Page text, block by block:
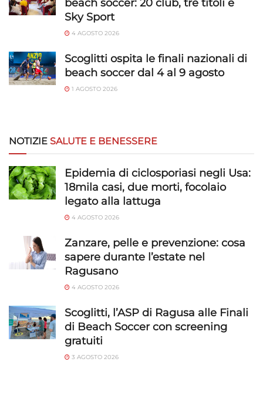
e presentare pubblicità e contenuto,
Salvare e comunicare le scelte sulla
beach soccer: 20 club, tre titoli e
Sky Sport
4 AGOSTO 2026
Scoglitti ospita le finali nazionali di
beach soccer dal 4 al 9 agosto
1 AGOSTO 2026
NOTIZIE SALUTE E BENESSERE
Epidemia di ciclosporiasi negli Usa:
18mila casi, due morti, focolaio
legato alla lattuga
4 AGOSTO 2026
Zanzare, pelle e prevenzione: cosa
sapere durante l’estate nel
Ragusano
4 AGOSTO 2026
Scoglitti, l’ASP di Ragusa alle Finali
di Beach Soccer con screening
gratuiti
3 AGOSTO 2026